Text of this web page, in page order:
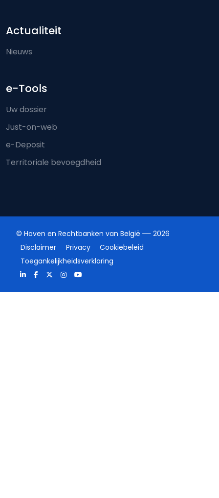
Actualiteit
Nieuws
e-Tools
Uw dossier
Just-on-web
e-Deposit
Territoriale bevoegdheid
© Hoven en Rechtbanken van België
2026
Disclaimer
Privacy
Cookiebeleid
Toegankelijkheidsverklaring